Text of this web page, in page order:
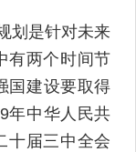
划是针对未来
有两个时间节
国建设要取得
年中华人民共
十届三中全会